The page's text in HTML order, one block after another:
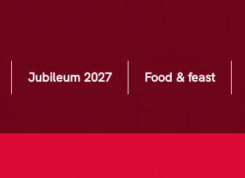
Jubileum 2027 Food & feast